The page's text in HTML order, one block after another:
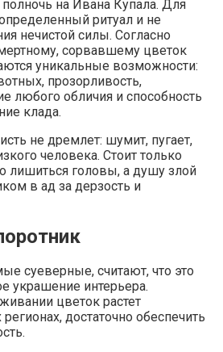
на Ивана Купала. Для
ритуал и не
нечистой силы. Согласно
сорвавшему цветок
уникальные возможности:
прозорливость,
любого обличия и способность
клада.
не дремлет: шумит, пугает,
человека. Стоит только
лишиться головы, а душу злой
в ад за дерзость и
суеверные, считают, что это
украшение интерьера.
цветок растет
достаточно обеспечить